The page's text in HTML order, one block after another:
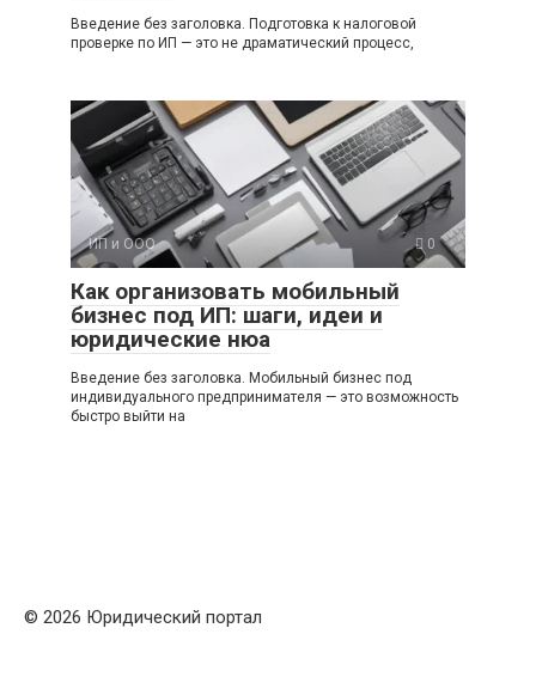
Введение без заголовка. Подготовка к налоговой
проверке по ИП — это не драматический процесс,
ИП и ООО 0
Как организовать мобильный
бизнес под ИП: шаги, идеи и
юридические нюа
Введение без заголовка. Мобильный бизнес под
индивидуального предпринимателя — это возможность
быстро выйти на
© 2026 Юридический портал